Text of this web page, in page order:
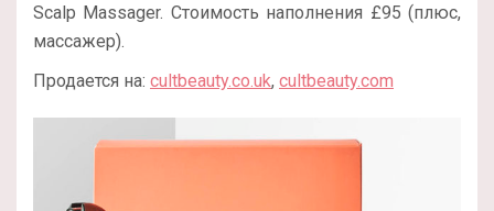
Scalp Massager. Стоимость наполнения £95 (плюс,
массажер).
Продается на: cultbeauty.co.uk, cultbeauty.com